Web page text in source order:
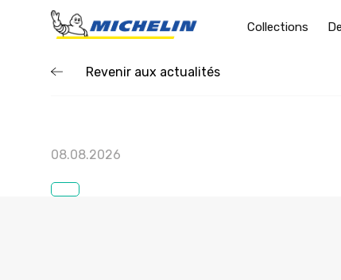
Collections
Revenir aux actualités
08.08.2026